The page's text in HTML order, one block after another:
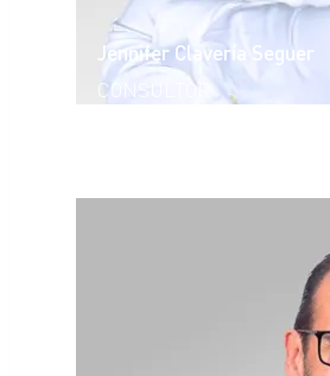
Jennifer Clavería Seguer
CONSULTOR